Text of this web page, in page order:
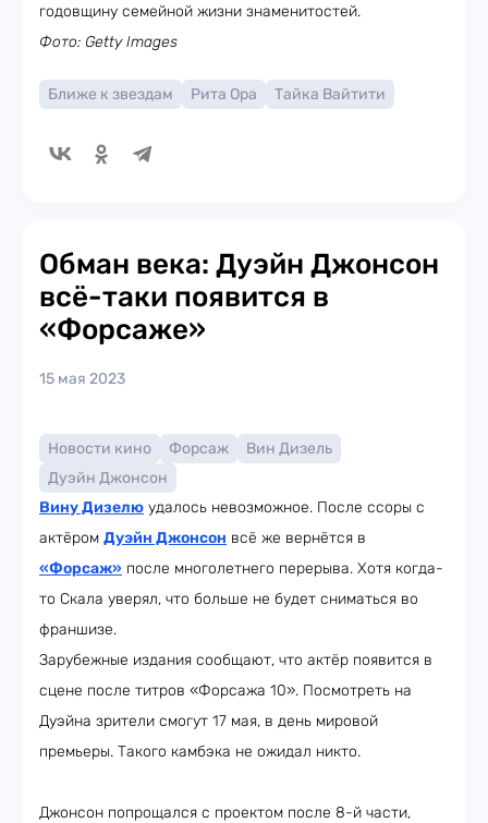
годовщину семейной жизни знаменитостей.
Фото: Getty Images
Ближе к звездам Рита Ора Тайка Вайтити
Обман века: Дуэйн Джонсон
всё-таки появится в
«Форсаже»
15 мая 2023
Новости кино Форсаж
Вин Дизель
Дуэйн Джонсон
Вину Дизелю удалось невозможное. После ссоры с
актёром Дуэйн Джонсон всё же вернётся в
«Форсаж» после многолетнего перерыва. Хотя когда-
то Скала уверял, что больше не будет сниматься во
франшизе.
Зарубежные издания сообщают, что актёр появится в
сцене после титров «Форсажа 10». Посмотреть на
Дуэйна зрители смогут 17 мая, в день мировой
премьеры. Такого камбэка не ожидал никто.
Джонсон попрощался с проектом после 8-й части,